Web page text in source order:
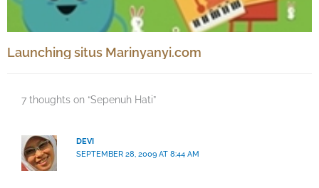
Launching situs Marinyanyi.com
7 thoughts on “Sepenuh Hati”
DEVI
SEPTEMBER 28, 2009 AT 8:44 AM